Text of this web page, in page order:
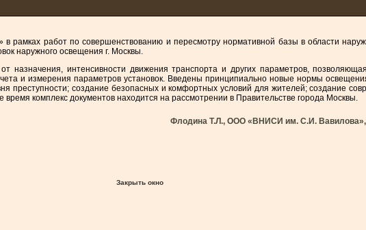
рамках работ по совершенствованию и пересмотру нормативной базы в области
наружного освещения г. Москвы.
назначения, интенсивности движения транспорта и других параметров,
и измерения параметров установок. Введены принципиально новые нормы
создание безопасных и комфортных условий для жителей; создание
комплекс документов находится на рассмотрении в Правительстве города Москвы.
Флодина Т.Л., ООО «ВНИСИ им. С.И.
Закрыть окно